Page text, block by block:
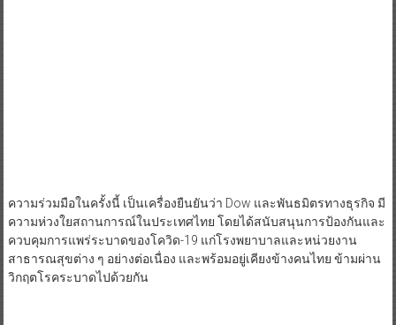
ความร่วมมือในครั้งนี้ เป็นเครื่องยืนยันว่า Dow และพันธมิตรทางธุรกิจ มี
ความห่วงใยสถานการณ์ในประเทศไทย โดยได้สนับสนุนการป้องกันและ
ควบคุมการแพร่ระบาดของโควิด-19 แก่โรงพยาบาลและหน่วยงาน
สาธารณสุขต่าง ๆ อย่างต่อเนื่อง และพร้อมอยู่เคียงข้างคนไทย ข้ามผ่าน
วิกฤตโรคระบาดไปด้วยกัน